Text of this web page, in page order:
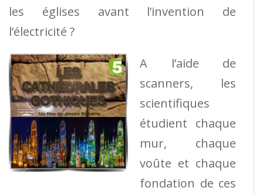
les églises avant l’invention de
l’électricité ?
A l’aide de
scanners, les
scientifiques
étudient chaque
mur, chaque
voûte et chaque
fondation de ces